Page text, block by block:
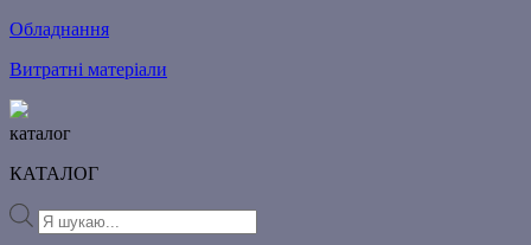
Обладнання
Витратні матеріали
каталог
КАТАЛОГ
Products
search